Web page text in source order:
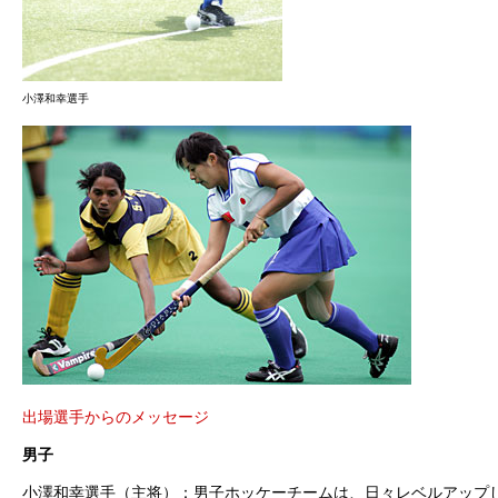
小澤和幸選手
出場選手からのメッセージ
男子
小澤和幸選手（主将）：男子ホッケーチームは、日々レベルアップ